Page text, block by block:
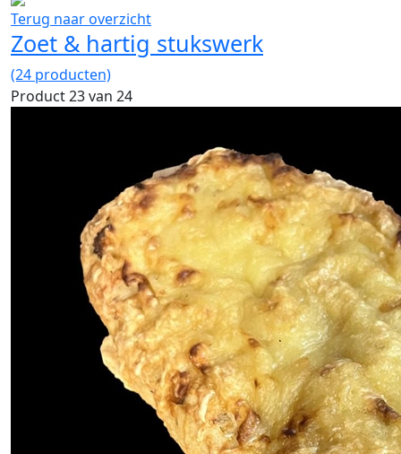
Terug naar overzicht
Zoet & hartig stukswerk
(24 producten)
Product 23 van 24